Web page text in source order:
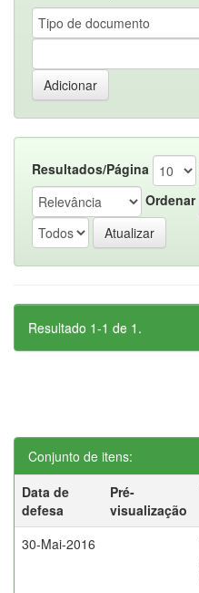
Resultados/Página
Ordenar
Resultado 1-1 de 1.
Conjunto de itens:
Data de
defesa
Pré-
visualização
30-Mai-2016